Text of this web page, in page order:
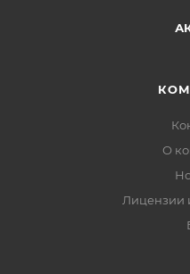
О
Лицензии